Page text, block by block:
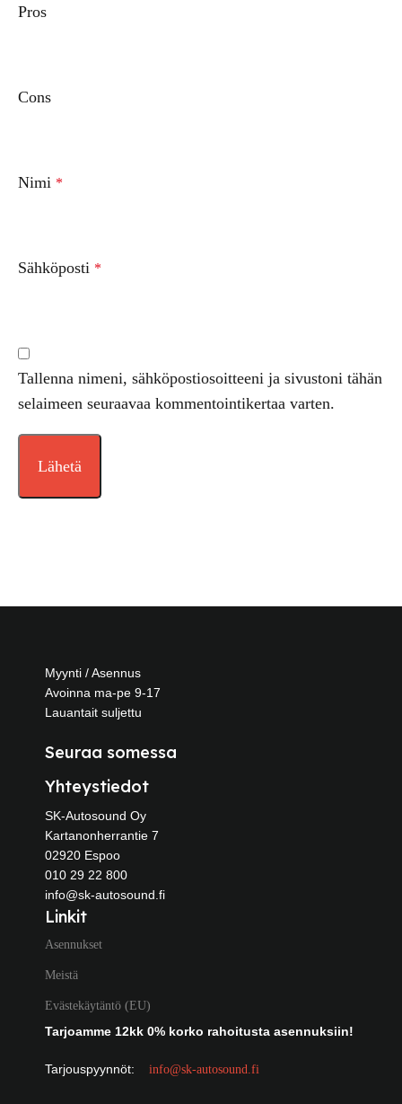
Pros
Cons
Nimi *
Sähköposti *
Tallenna nimeni, sähköpostiosoitteeni ja sivustoni tähän
selaimeen seuraavaa kommentointikertaa varten.
Myynti / Asennus
Avoinna ma-pe 9-17
Lauantait suljettu
Seuraa somessa
Yhteystiedot
SK-Autosound Oy
Kartanonherrantie 7
02920 Espoo
010 29 22 800
info@sk-autosound.fi
Linkit
Asennukset
Meistä
Evästekäytäntö (EU)
Tarjoamme 12kk 0% korko rahoitusta asennuksiin!
Tarjouspyynnöt: info@sk-autosound.fi